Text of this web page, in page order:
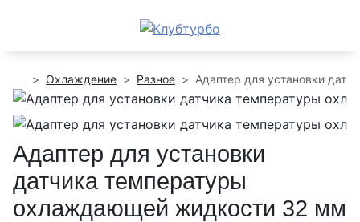
Охлаждение Разное Адаптер для установки
Адаптер для установки
датчика температуры
охлаждающей жидкости 32 мм